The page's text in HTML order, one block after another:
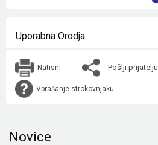
Uporabna Orodja
Natisni Pošlji prijatelju
Vprašanje strokovnjaku
Novice